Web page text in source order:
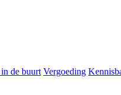
de buurt Vergoeding